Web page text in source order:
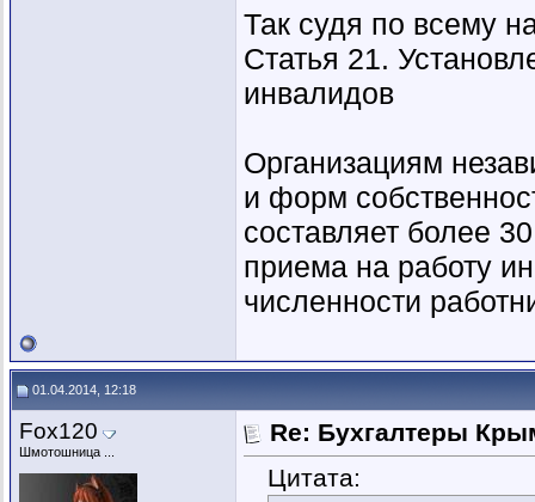
Так судя по всему
Статья 21.
инвалидов
Организациям
и форм
составляет более
приема на работу
численности
01.04.2014, 12:18
Fox120
Шмотошница ...
Re: Бухгалтеры
Цитата: